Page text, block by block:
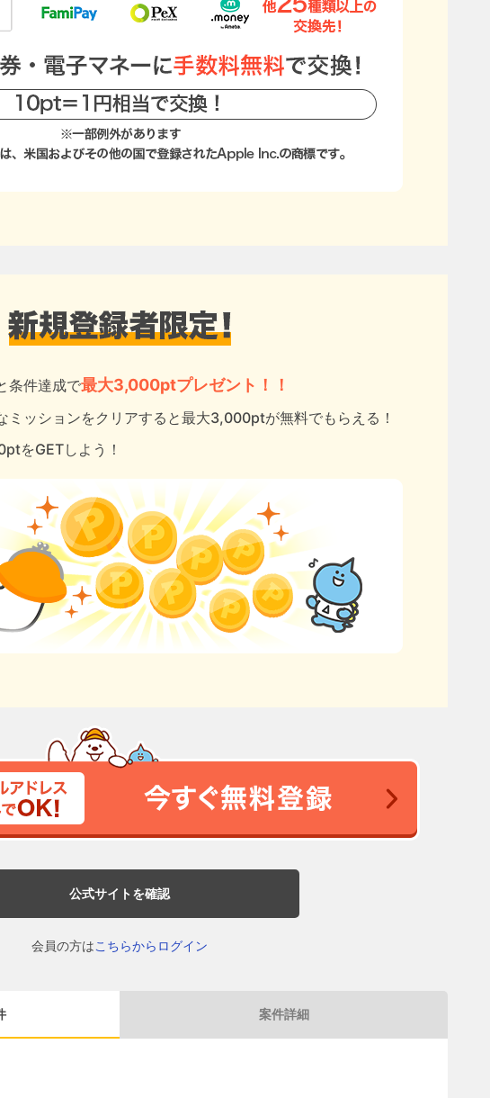
条件達成で最大3,000ptプレゼント！！
ミッションをクリアすると最大3,000ptが無料でもらえる！
をGETしよう！
公式サイトを確認
会員の方はこちらからログイン
案件詳細